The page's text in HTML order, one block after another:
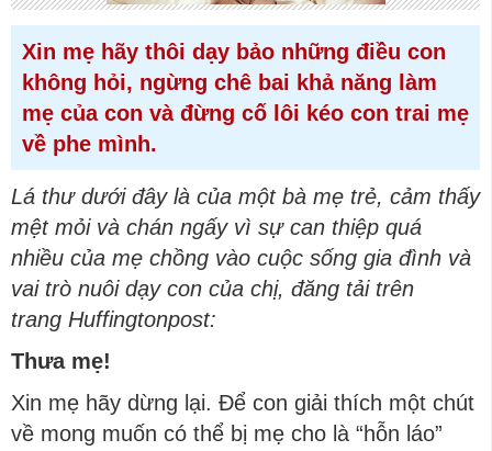
Xin mẹ hãy thôi dạy bảo những điều con
không hỏi, ngừng chê bai khả năng làm
mẹ của con và đừng cố lôi kéo con trai mẹ
về phe mình.
Lá thư dưới đây là của một bà mẹ trẻ, cảm thấy
mệt mỏi và chán ngấy vì sự can thiệp quá
nhiều của mẹ chồng vào cuộc sống gia đình và
vai trò nuôi dạy con của chị, đăng tải trên
trang Huffingtonpost:
Thưa mẹ!
Xin mẹ hãy dừng lại. Để con giải thích một chút
về mong muốn có thể bị mẹ cho là “hỗn láo”